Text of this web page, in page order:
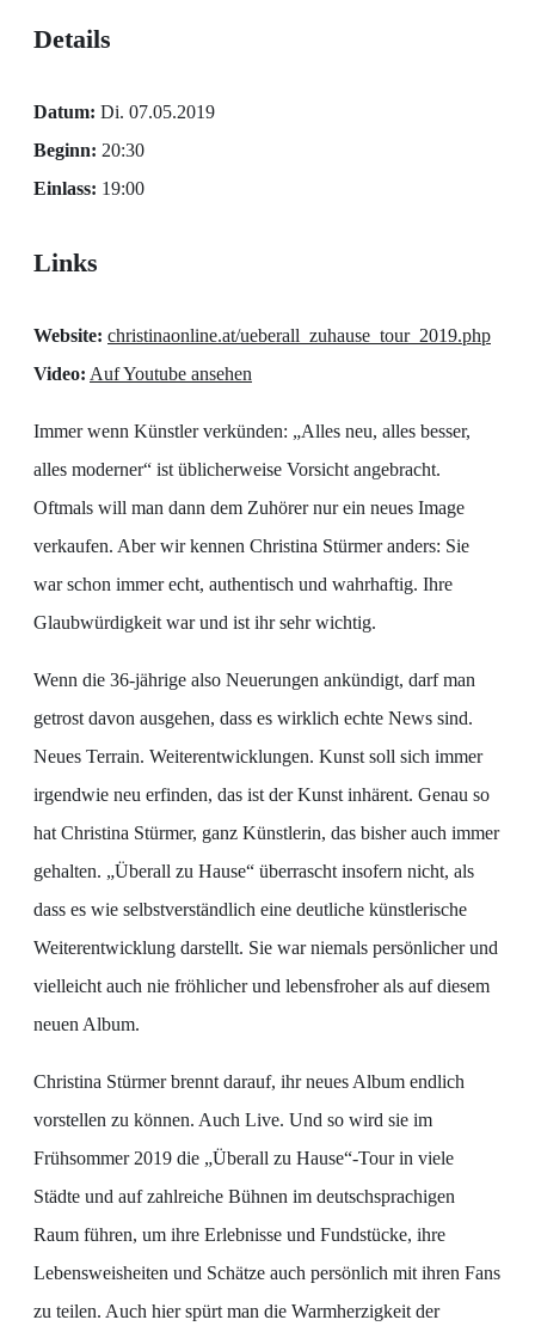
Details
Datum: Di. 07.05.2019
Beginn: 20:30
Einlass: 19:00
Links
Website: christinaonline.at/ueberall_zuhause_tour_2019.php
Video: Auf Youtube ansehen
Immer wenn Künstler verkünden: „Alles neu, alles besser,
alles moderner“ ist üblicherweise Vorsicht angebracht.
Oftmals will man dann dem Zuhörer nur ein neues Image
verkaufen. Aber wir kennen Christina Stürmer anders: Sie
war schon immer echt, authentisch und wahrhaftig. Ihre
Glaubwürdigkeit war und ist ihr sehr wichtig.
Wenn die 36-jährige also Neuerungen ankündigt, darf man
getrost davon ausgehen, dass es wirklich echte News sind.
Neues Terrain. Weiterentwicklungen. Kunst soll sich immer
irgendwie neu erfinden, das ist der Kunst inhärent. Genau so
hat Christina Stürmer, ganz Künstlerin, das bisher auch immer
gehalten. „Überall zu Hause“ überrascht insofern nicht, als
dass es wie selbstverständlich eine deutliche künstlerische
Weiterentwicklung darstellt. Sie war niemals persönlicher und
vielleicht auch nie fröhlicher und lebensfroher als auf diesem
neuen Album.
Christina Stürmer brennt darauf, ihr neues Album endlich
vorstellen zu können. Auch Live. Und so wird sie im
Frühsommer 2019 die „Überall zu Hause“-Tour in viele
Städte und auf zahlreiche Bühnen im deutschsprachigen
Raum führen, um ihre Erlebnisse und Fundstücke, ihre
Lebensweisheiten und Schätze auch persönlich mit ihren Fans
zu teilen. Auch hier spürt man die Warmherzigkeit der